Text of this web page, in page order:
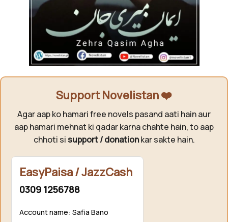
Support Novelistan ❤️
Agar aap ko hamari free novels pasand aati hain aur
aap hamari mehnat ki qadar karna chahte hain, to aap
chhoti si support / donationkar sakte hain.
EasyPaisa / JazzCash
0309 1256788
Account name: Safia Bano